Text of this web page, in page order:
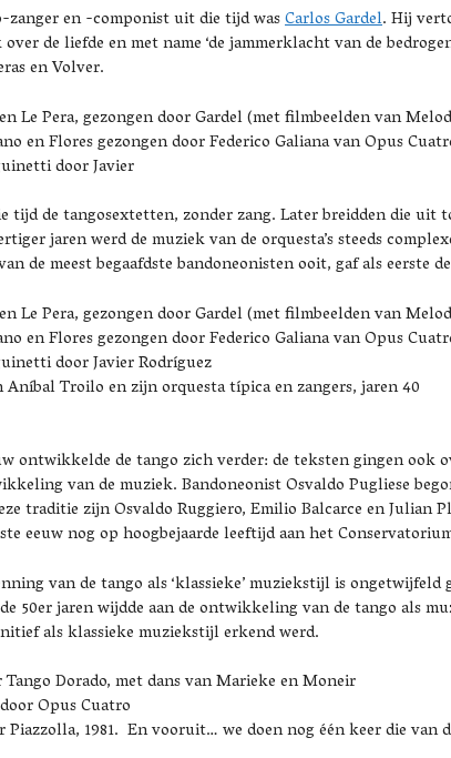
zanger en -componist uit die tijd wasCarlos Gardel. Hij
de liefde en met name ‘de jammerklacht van de
en Volver.
Le Pera, gezongen door Gardel (met filmbeelden van
en Flores gezongen door Federico Galiana van Opus
door Javier
tijd de tangosextetten, zonder zang. Later breidden die
jaren werd de muziek van de orquesta’s steeds
de meest begaafdste bandoneonisten ooit, gaf als
Le Pera, gezongen door Gardel (met filmbeelden van
en Flores gezongen door Federico Galiana van Opus
door Javier Rodríguez
Troilo en zijn orquesta típica en zangers, jaren 40
ontwikkelde de tango zich verder: de teksten gingen ook
van de muziek. Bandoneonist Osvaldo Pugliese
traditie zijn Osvaldo Ruggiero, Emilio Balcarce en Julian
eeuw nog op hoogbejaarde leeftijd aan het
van de tango als ‘klassieke’ muziekstijl is ongetwijfeld
50er jaren wijdde aan de ontwikkeling van de tango als
als klassieke muziekstijl erkend werd.
Dorado, met dans van Marieke en Moneir
Opus Cuatro
1981. En vooruit… we doen nog één keer die van